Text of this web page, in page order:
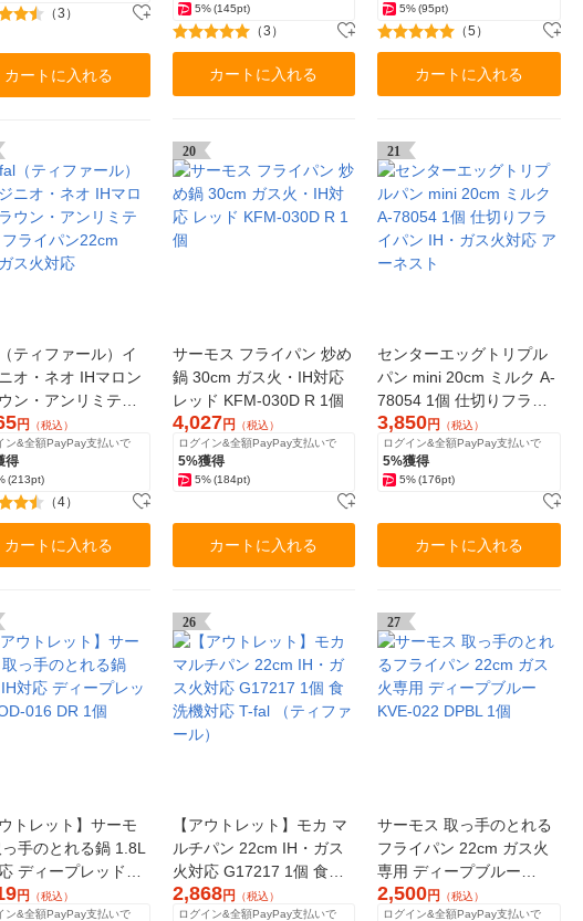
（3）
カートに入れる
5% (145pt)
（3）
カートに入れる
5% (95pt)
（5）
カートに入れる
ティファール）イ
オ・ネオ IHマロン
ン・アンリミテッ
イパン22cm IH・
対応
円
（税込）
ン&全額PayPay支払いで
得
(213pt)
（4）
カートに入れる
20
サーモス フライパン 炒め
鍋 30cm ガス火・IH対応
レッド KFM-030D R 1個
4,027円
（税込）
ログイン&全額PayPay支払いで
5%獲得
5% (184pt)
カートに入れる
21
センターエッグトリプル
パン mini 20cm ミルク A-
78054 1個 仕切りフライ
パン IH・ガス火対応 アー
ネスト
3,850円
（税込）
ログイン&全額PayPay支払いで
5%獲得
5% (176pt)
カートに入れる
ウトレット】サーモ
手のとれる鍋 1.8L
ディープレッド
016 DR 1個
円 （税込）
ン&全額PayPay支払いで
26
【アウトレット】モカ マ
ルチパン 22cm IH・ガス
火対応 G17217 1個 食洗
機対応 T-fal （ティファー
ル）
2,868円 （税込）
ログイン&全額PayPay支払いで
27
サーモス 取っ手のとれる
フライパン 22cm ガス火
専用 ディープブルー
KVE-022 DPBL 1個
2,500円
（税込）
ログイン&全額PayPay支払いで